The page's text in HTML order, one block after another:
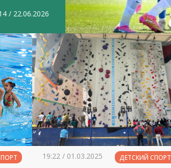
/ 22.06.2026
19:22 / 01.03.2025 ДЕТСКИЙ СПОРТ